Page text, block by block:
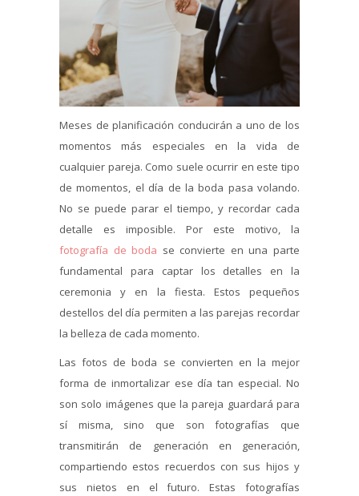
Meses de planificación conducirán a uno de los
momentos más especiales en la vida de
cualquier pareja. Como suele ocurrir en este tipo
de momentos, el día de la boda pasa volando.
No se puede parar el tiempo, y recordar cada
detalle es imposible. Por este motivo, la
fotografía de boda se convierte en una parte
fundamental para captar los detalles en la
ceremonia y en la fiesta. Estos pequeños
destellos del día permiten a las parejas recordar
la belleza de cada momento.
Las fotos de boda se convierten en la mejor
forma de inmortalizar ese día tan especial. No
son solo imágenes que la pareja guardará para
sí misma, sino que son fotografías que
transmitirán de generación en generación,
compartiendo estos recuerdos con sus hijos y
sus nietos en el futuro. Estas fotografías